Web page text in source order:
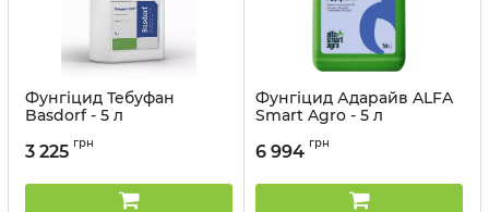
Фунгіцид Тебуфан
Basdorf - 5 л
3 225 грн
Фунгіцид Адарайв ALFA
Smart Agro - 5 л
6 994 грн